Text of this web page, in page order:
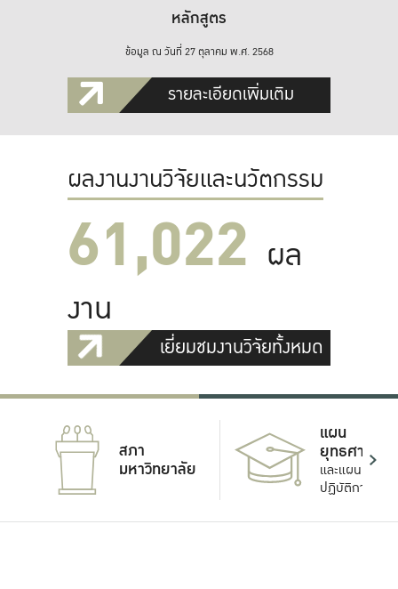
หลักสูตร
ข้อมูล ณ วันที่ 27 ตุลาคม พ.ศ. 2568
รายละเอียดเพิ่มเติม
ผลงานงานวิจัยและนวัตกรรม
61,022 ผล
งาน
เยี่ยมชมงานวิจัยทั้งหมด
สภา
มหาวิทยาลัย
แผน
ยุทธศาสตร์
และแผน
ปฏิบัติการ